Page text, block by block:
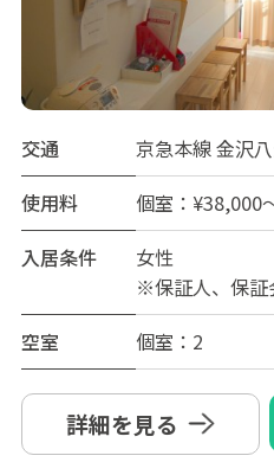
交通
京急本線 金沢
使用料
個室：¥38,000
入居条件
女性
※保証人、保証
空室
個室：2
詳細を見る